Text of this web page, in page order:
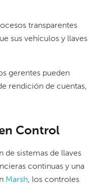
transparentes
sus vehículos y llaves
gerentes pueden
rendición de cuentas,
Control
de sistemas de llaves
continuas y una
Marsh, los controles